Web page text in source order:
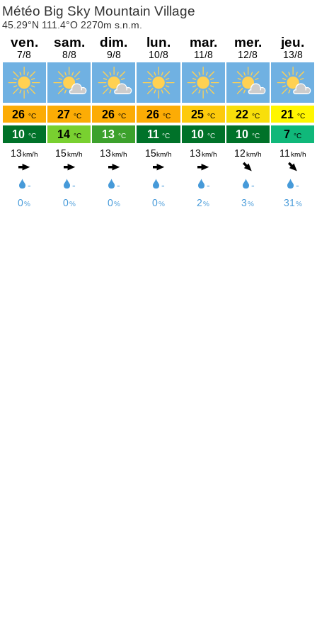
Météo Big Sky Mountain Village
45.29°N 111.4°O 2270m s.n.m.
ven.
7/8
26 °C
10 °C
13km/h
-
0%
sam.
8/8
27 °C
14 °C
15km/h
-
0%
dim.
9/8
26 °C
13 °C
13 km/h
-
0%
lun.
10/8
26 °C
11 °C
15km/h
-
0%
mar.
11/8
25 °C
10 °C
13km/h
-
2%
mer.
12/8
22 °C
10 °C
12km/h
-
3 %
jeu.
13/8
21 °C
7 °C
11 km/h
-
31%